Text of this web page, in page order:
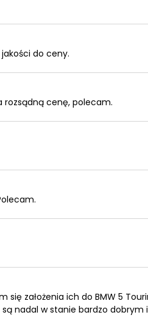
do ceny.
rozsądną cenę, polecam.
się założenia ich do BMW 5
nadal w stanie bardzo dobrym